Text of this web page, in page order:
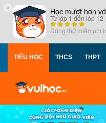
× Học mượt hơn
Từ lớp 1 đến lớp 12
Dùng thử miễn phí
TIỂU HỌC THCS THPT